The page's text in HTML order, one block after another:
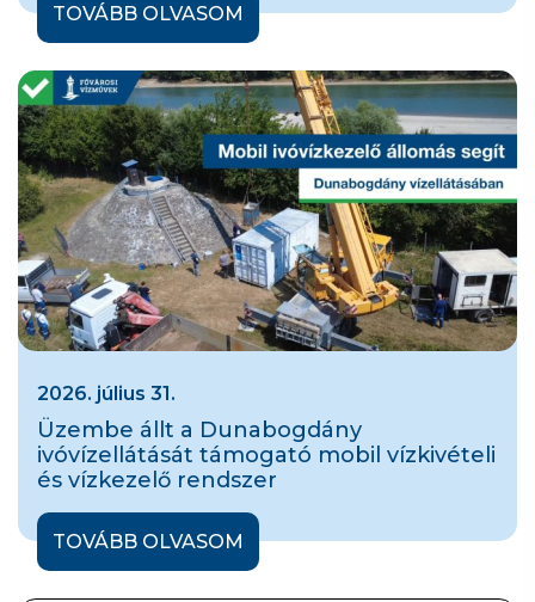
TOVÁBB OLVASOM
2026. július 31.
Üzembe állt a Dunabogdány
ivóvízellátását támogató mobil vízkivételi
és vízkezelő rendszer
TOVÁBB OLVASOM